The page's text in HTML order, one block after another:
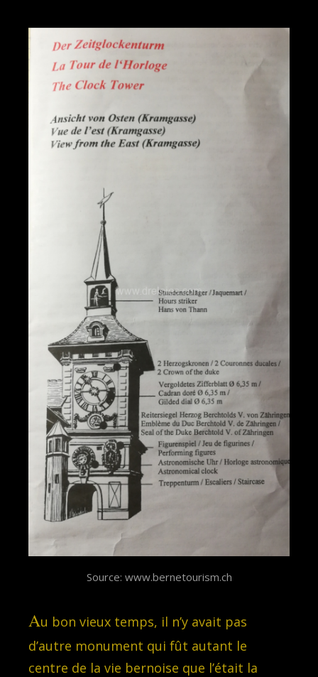
Source: www.bernetourism.ch
Au bon vieux temps, il n’y avait pas
d’autre monument qui fût autant le
centre de la vie bernoise que l’était la